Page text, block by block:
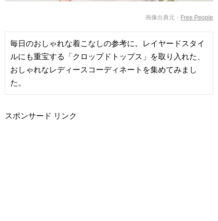
Free People
毎日のおしゃれな着こなしの参考に。レイヤードスタイ
ルにも重宝する「クロップドトップス」を取り入れた、
おしゃれなレディースコーディネートを集めてみまし
た。
スポンサード リンク